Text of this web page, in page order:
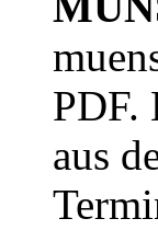
PDF.
aus